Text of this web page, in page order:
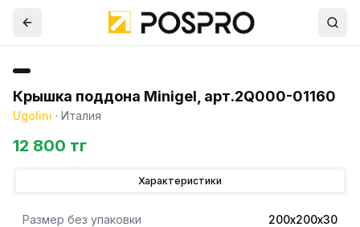
Крышка поддона Minigel, арт.2Q000-01160
Ugolini · Италия
12 800 тг
Характеристики
Размер без упаковки 200х200х30